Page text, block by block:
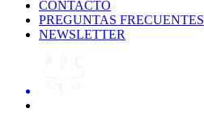
CONTACTO
PREGUNTAS FRECUENTES
NEWSLETTER